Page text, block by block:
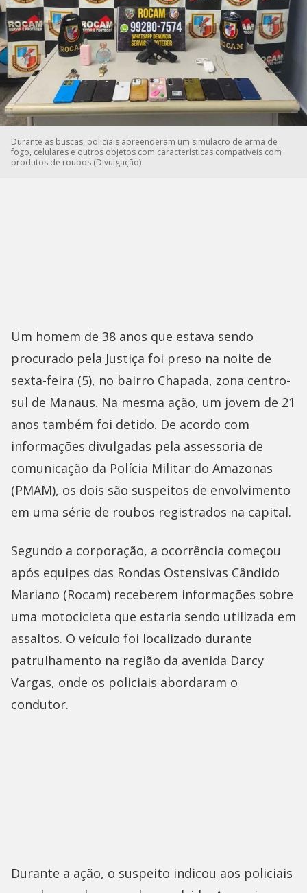
Durante as buscas, policiais apreenderam um simulacro de arma de
fogo, celulares e outros objetos com características compatíveis com
produtos de roubos (Divulgação)
Um homem de 38 anos que estava sendo
procurado pela Justiça foi preso na noite de
sexta-feira (5), no bairro Chapada, zona centro-
sul de Manaus. Na mesma ação, um jovem de 21
anos também foi detido. De acordo com
informações divulgadas pela assessoria de
comunicação da Polícia Militar do Amazonas
(PMAM), os dois são suspeitos de envolvimento
em uma série de roubos registrados na capital.
Segundo a corporação, a ocorrência começou
após equipes das Rondas Ostensivas Cândido
Mariano (Rocam) receberem informações sobre
uma motocicleta que estaria sendo utilizada em
assaltos. O veículo foi localizado durante
patrulhamento na região da avenida Darcy
Vargas, onde os policiais abordaram o
condutor.
Durante a ação, o suspeito indicou aos policiais